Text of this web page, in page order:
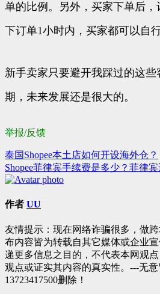
单的比例。另外，买家下单后，
下订单1小时内，买家都可以自
新手卖家只要避开我踩过的这
期，未来发展还是很大的。
举报/反馈
文
章
导
泰国Shopee本土店如何开设海外仓？
Shopee菲律宾手续费是多少？菲律
作者 UU
友情提示：现在网络诈骗很多，做
布内容皆为转载自其它媒体或企业
递更多信息之目的，不代表本网观
观点或证实其内容的真实性。---无
13723417500删除！